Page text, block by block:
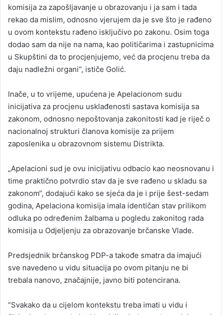
komisija za zapošljavanje u obrazovanju i ja sam i tada
rekao da mislim, odnosno vjerujem da je sve što je rađeno
u ovom kontekstu rađeno isključivo po zakonu. Osim toga
dodao sam da nije na nama, kao političarima i zastupnicima
u Skupštini da to procјenjujemo, već da procjenu treba da
daju nadležni organi“, ističe Golić.
Inače, u to vrijeme, upućena je Apelacionom sudu
inicijativa za procjenu usklađenosti sastava komisija sa
zakonom, odnosno nepoštovanja zakonitosti kad je riječ o
nacionalnoj strukturi članova komisije za prijem
zaposlenika u obrazovnom sistemu Distrikta.
„Apelacioni sud je ovu inicijativu odbacio kao neosnovanu i
time praktično potvrdio stav da je sve rađeno u skladu sa
zakonom“, dodajući kako se sjeća da je i prije šest-sedam
godina, Apelaciona komisija imala identičan stav prilikom
odluka po određenim žalbama u pogledu zakonitog rada
komisija u Odjeljenju za obrazovanje brčanske Vlade.
Predsjednik brčanskog PDP-a takođe smatra da imajući
sve navedeno u vidu situacija po ovom pitanju ne bi
trebala nanovo, značajnije, javno biti potencirana.
“Svakako da u cijelom kontekstu treba imati u vidu i